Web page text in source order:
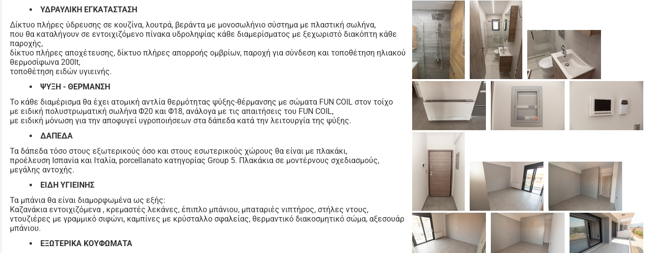
ΥΔΡΑΥΛΙΚΗ ΕΓΚΑΤΑΣΤΑΣΗ
Δίκτυο πλήρες ύδρευσης σε κουζίνα, λουτρά, βεράντα με μονοσωλήνιο σύστημα με πλαστική σωλήνα,
που θα καταλήγουν σε εντοιχιζόμενο πίνακα υδροληψίας κάθε διαμερίσματος με ξεχωριστό διακόπτη κάθε
παροχής,
δίκτυο πλήρες αποχέτευσης, δίκτυο πλήρες απορροής ομβρίων, παροχή για σύνδεση και τοποθέτηση ηλιακού
θερμοσίφωνα 200lt,
τοποθέτηση ειδών υγιεινής.
ΨΥΞΗ - ΘΕΡΜΑΝΣΗ
Το κάθε διαμέρισμα θα έχει ατομική αντλία θερμότητας ψύξης-θέρμανσης με σώματα FUN COIL στον τοίχο
με ειδική πολυστρωματική σωλήνα Φ20 και Φ18, ανάλογα με τις απαιτήσεις του FUN COIL,
με ειδική μόνωση για την αποφυγεί υγροποιήσεων στα δάπεδα κατά την λειτουργία της ψύξης.
ΔΑΠΕΔΑ
Τα δάπεδα τόσο στους εξωτερικούς όσο και στους εσωτερικούς χώρους θα είναι με πλακάκι,
προέλευση Ισπανία και Ιταλία, porcellanato κατηγορίας Group 5. Πλακάκια σε μοντέρνους σχεδιασμούς,
μεγάλης αντοχής.
ΕΙΔΗ ΥΓΙΕΙΝΗΣ
Τα μπάνια θα είναι διαμορφωμένα ως εξής:
Καζανάκια εντοιχιζόμενα , κρεμαστές λεκάνες, έπιπλο μπάνιου, μπαταριές νιπτήρος, στήλες ντους,
ντουζιέρες με γραμμικό σιφώνι, καμπίνες με κρύσταλλο σφαλείας, θερμαντικό διακοσμητικό σώμα, αξεσουάρ
μπάνιου.
ΕΞΩΤΕΡΙΚΑ ΚΟΥΦΩΜΑΤΑ